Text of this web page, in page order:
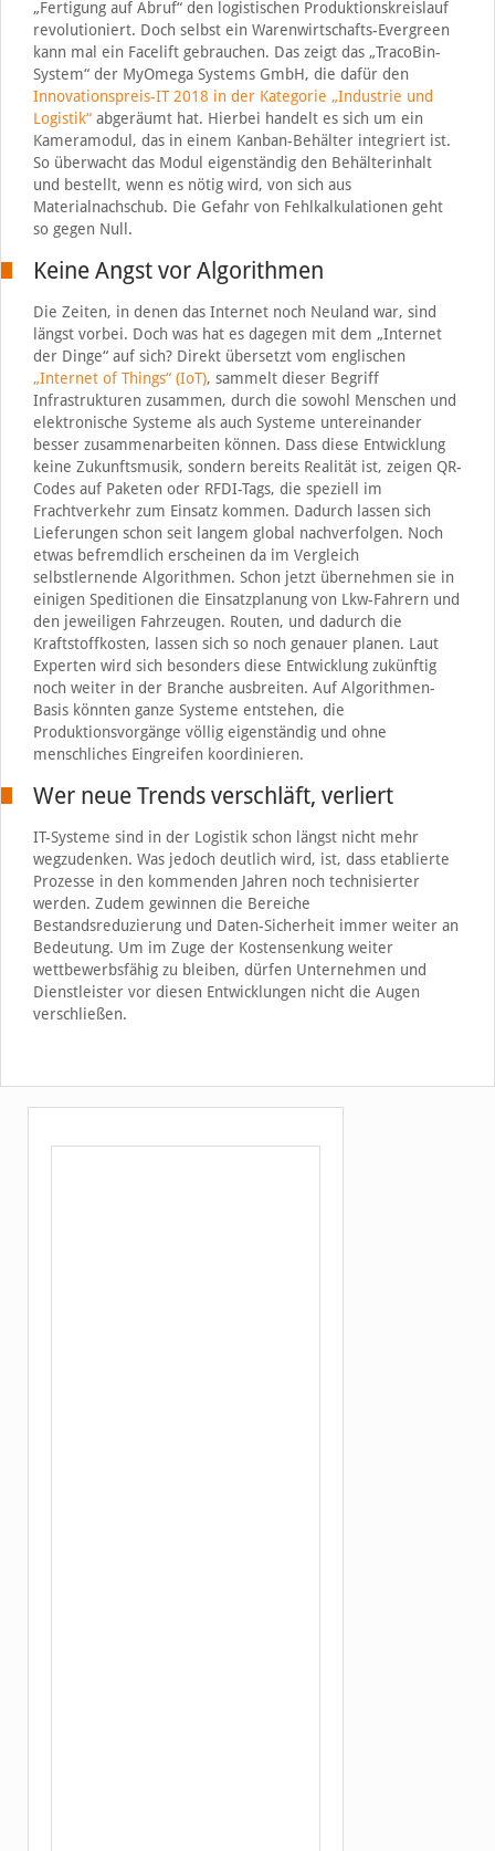
„Fertigung auf Abruf“ den logistischen Produktionskreislauf
revolutioniert. Doch selbst ein Warenwirtschafts-Evergreen
kann mal ein Facelift gebrauchen. Das zeigt das „TracoBin-
System“ der MyOmega Systems GmbH, die dafür den
Innovationspreis-IT 2018 in der Kategorie „Industrie und
Logistik“abgeräumt hat. Hierbei handelt es sich um ein
Kameramodul, das in einem Kanban-Behälter integriert ist.
So überwacht das Modul eigenständig den Behälterinhalt
und bestellt, wenn es nötig wird, von sich aus
Materialnachschub. Die Gefahr von Fehlkalkulationen geht
so gegen Null.
Keine Angst vor Algorithmen
Die Zeiten, in denen das Internet noch Neuland war, sind
längst vorbei. Doch was hat es dagegen mit dem „Internet
der Dinge“ auf sich? Direkt übersetzt vom englischen
„Internet of Things“ (IoT), sammelt dieser Begriff
Infrastrukturen zusammen, durch die sowohl Menschen und
elektronische Systeme als auch Systeme untereinander
besser zusammenarbeiten können. Dass diese Entwicklung
keine Zukunftsmusik, sondern bereits Realität ist, zeigen QR-
Codes auf Paketen oder RFDI-Tags, die speziell im
Frachtverkehr zum Einsatz kommen. Dadurch lassen sich
Lieferungen schon seit langem global nachverfolgen. Noch
etwas befremdlich erscheinen da im Vergleich
selbstlernende Algorithmen. Schon jetzt übernehmen sie in
einigen Speditionen die Einsatzplanung von Lkw-Fahrern und
den jeweiligen Fahrzeugen. Routen, und dadurch die
Kraftstoffkosten, lassen sich so noch genauer planen. Laut
Experten wird sich besonders diese Entwicklung zukünftig
noch weiter in der Branche ausbreiten. Auf Algorithmen-
Basis könnten ganze Systeme entstehen, die
Produktionsvorgänge völlig eigenständig und ohne
menschliches Eingreifen koordinieren.
Wer neue Trends verschläft, verliert
IT-Systeme sind in der Logistik schon längst nicht mehr
wegzudenken. Was jedoch deutlich wird, ist, dass etablierte
Prozesse in den kommenden Jahren noch technisierter
werden. Zudem gewinnen die Bereiche
Bestandsreduzierung und Daten-Sicherheit immer weiter an
Bedeutung. Um im Zuge der Kostensenkung weiter
wettbewerbsfähig zu bleiben, dürfen Unternehmen und
Dienstleister vor diesen Entwicklungen nicht die Augen
verschließen.